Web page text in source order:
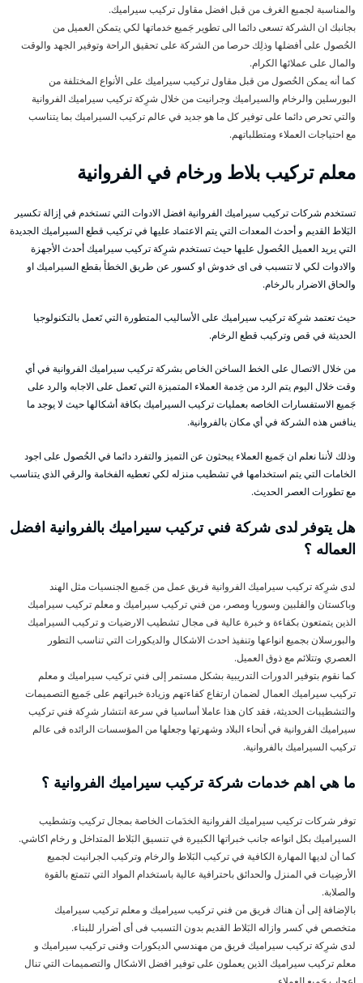
والمناسبة لجميع الغرف من قبل افضل مقاول تركيب سيراميك.
بجانبك ان الشركة تسعى دائما الى تطوير جَميع خدماتها لكي يتمكن العميل من
الحُصول على أفضلها وذلِك حرصا من الشركة على تحقيق الراحة وتوفير الجهد والوقت
والمال على عملائها الكرام.
كما أنه يمكن الحُصول من قبل مقاول تركيب سيراميك على الأنواع المختلفة من
البورسلين والرخام والسيراميك وجرانيت من خلال شرِكة تركيب سيراميك الفروانية
والتي تحرص دائما على توفير كل ما هو جديد في عالم تركيب السيراميك بما يتناسب
مع احتياجات العملاء ومتطلباتهم.
معلم تركيب بلاط ورخام في الفروانية
تستخدم شركات تركيب سيراميك الفروانية افضل الادوات التي تستخدم في إزالة تكسير
البَلاط القديم و أحدث المعدات التي يتم الاعتماد عليها في تركيب قطع السيراميك الجديدة
التي يريد العميل الحُصول عليها حيث تستخدم شرِكة تركيب سيراميك أحدث الأجهزة
والادوات لكي لا تتسبب فى اى خدوش او كسور عن طريق الخطأ بقطع السيراميك او
والحاق الاضرار بالرخام.
حيث تعتمد شرِكة تركيب سيراميك على الأساليب المتطورة التي تَعمل بالتكنولوجيا
الحديثة في قص وتركيب قطع الرخام.
من خلال الاتصال على الخط الساخن الخاص بشركة تركيب سيراميك الفروانية في أي
وقت خلال اليوم يتم الرد من خِدمة العملاء المتميزة التي تَعمل على الاجابه والرد على
جَميع الاستفسارات الخاصه بعمليات تركيب السيراميك بكافة أشكالها حيث لا يوجد ما
ينافس هذه الشركة في أي مكان بالفروانية.
وذلك لأننا نعلم ان جَميع العملاء يبحثون عن التميز والتفرد دائما في الحُصول على اجود
الخامات التي يتم استخدامها في تشطيب منزله لكي تعطيه الفخامة والرقي الذي يتناسب
مع تطورات العصر الحديث.
هل يتوفر لدى شركة فني تركيب سيراميك بالفروانية افضل
العماله ؟
لدى شرِكة تركيب سيراميك الفروانية فريق عمل من جَميع الجنسيات مثل الهند
وباكستان والفلبين وسوريا ومصر، من فني تركيب سيراميك و معلم تركيب سيراميك
الذين يتمتعون بكفاءة و خبرة عالية فى مجال تشطيب الارضيات و تركيب السيراميك
والبورسلان بجميع انواعها وتنفيذ احدث الاشكال والديكورات التي تناسب التطور
العصري وتتلائم مع ذوق العميل.
كما نقوم بتوفير الدورات التدريبية بشكل مستمر إلى فني تركيب سيراميك و معلم
تركيب سيراميك العمال لضمان ارتفاع كفاءتهم وزيادة خبراتهم على جَميع التصميمات
والتشطيبات الحديثة، فقد كان هذا عاملا أساسيا في سرعة انتشار شرِكة فني تركيب
سيراميك الفروانية في أنحاء البلاد وشهرتها وجعلها من المؤسسات الرائده فى عالم
تركيب السيراميك بالفروانية.
ما هي اهم خدمات شركة تركيب سيراميك الفروانية ؟
توفر شركات تركيب سيراميك الفروانية الخدَمات الخاصة بمجال تركيب وتشطيب
السيراميك بكل انواعه جانب خبراتها الكبيرة في تنسيق البَلاط المتداخل و رخام اكاشي.
كما أن لديها المهارة الكافية في تركيب البَلاط والرخام وتركيب الجرانيت لجميع
الأرضِيات في المنزل والحدائق باحترافية عالية باستخدام المواد التي تتمتع بالقوة
والصلابة.
بالإضافة إلى أن هناك فريق من فني تركيب سيراميك و معلم تركيب سيراميك
متخصص في كسر وازاله البَلاط القديم بدون التسبب فى أى أضرار للبناء.
لدى شرِكة تركيب سيراميك فريق من مهندسي الديكورات وفنى تركيب سيراميك و
معلم تركيب سيراميك الذين يعملون على توفير افضل الاشكال والتصميمات التي تنال